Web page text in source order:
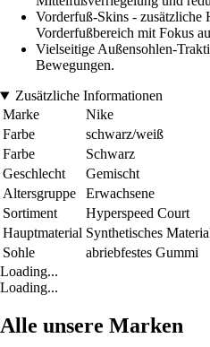
Vorderfuß-Skins - zusätzliche
Vorderfußbereich mit Fokus
Vielseitige Außensohlen-
Bewegungen.
Zusätzliche Informationen
Marke
Nike
Farbe
schwarz/weiß
Farbe
Schwarz
Geschlecht
Gemischt
Altersgruppe
Erwachsene
Sortiment
Hyperspeed Court
Hauptmaterial Synthetisches
Sohle
abriebfestes Gummi
Loading...
Loading...
Alle unsere Marken